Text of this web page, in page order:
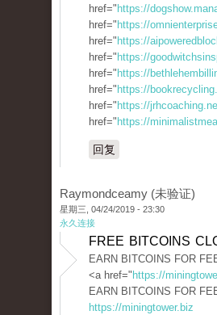
href=" https://
href=" https://
href=" https://
href=" https://
href=" https://
href=" https://
href=" https://
href=" https://
回复
Raymondceamy (未验证)
星期三, 04/24/2019 - 23:30
永久连接
FREE BITCOINS
EARN BITCOINS FOR
<a href=" https://
EARN BITCOINS FOR
https://miningtower.biz